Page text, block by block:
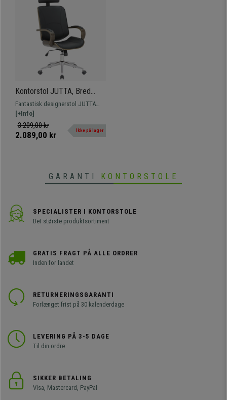
Kontorstol JUTTA, Bred
Polstring, Elegant Design I
Grå Træ og Læder I Sort
Farve
Fantastisk designerstol JUTTA
med grå træbelægning og
betrukket med kunstlæder af høj
kvalitet, der fås i forskellige farver.
[+Info]
3.209,00 kr
2.089,00 kr Ikke på lager
GARANTI KONTORSTOLE
SPECIALISTER I KONTORSTOLE
Det største produktsortiment
GRATIS FRAGT PÅ ALLE ORDRER
Inden for landet
RETURNERINGSGARANTI
Forlænget frist på 30 kalenderdage
LEVERING PÅ 3-5 DAGE
Til din ordre
SIKKER BETALING
Visa, Mastercard, PayPal